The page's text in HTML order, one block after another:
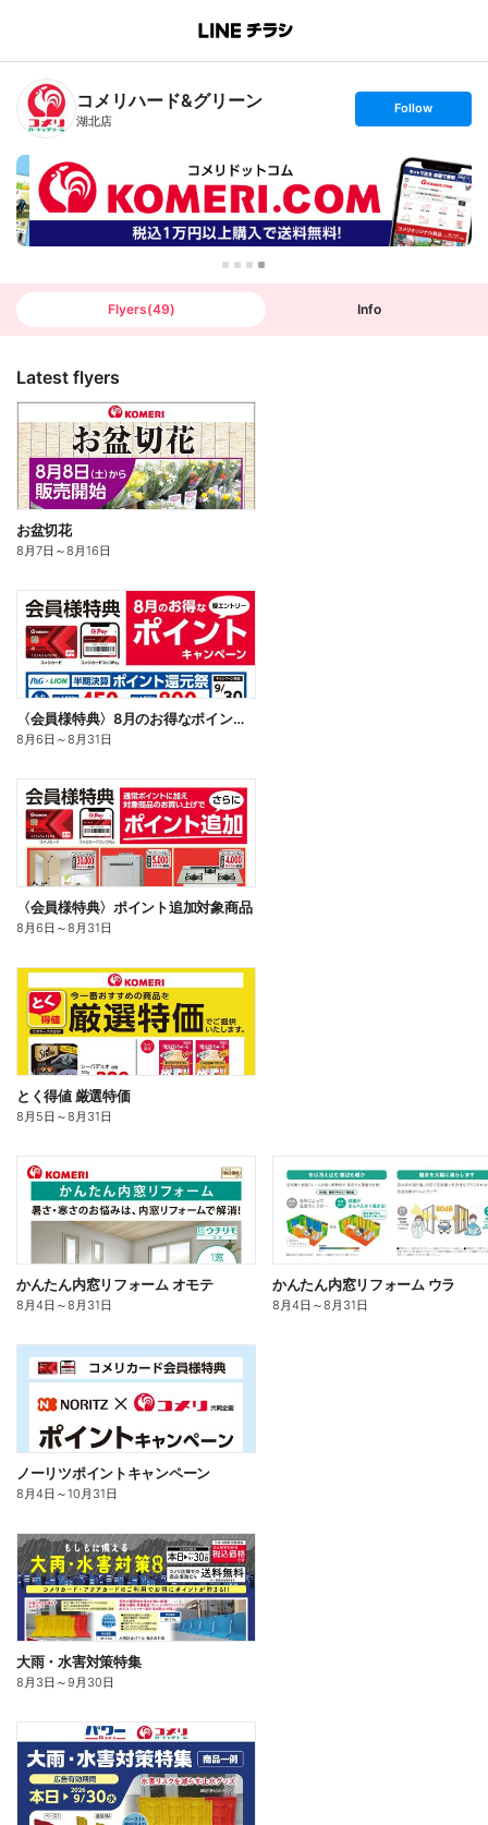
B
n
T
コメリハード&グリーン
湖北店
s
t
o
w
Follow
Flyers(49) Info
Latest flyers
お盆切花
8月7日 ～8月16日
〈会員様特典〉8月のお得なポイントキャンペーン
8月6日 ～8月31日
〈会員様特典〉ポイント追加対象商品
8月6日 ～8月31日
とく得値 厳選特価
8月5日 ～8月31日
かんたん内窓リフォーム オモテ
8月4日 ～8月31日
かんたん内窓リフォーム ウラ
8月4日 ～8月31日
ノーリツポイントキャンペーン
8月4日 ～10月31日
大雨・水害対策特集
8月3日 ～9月30日